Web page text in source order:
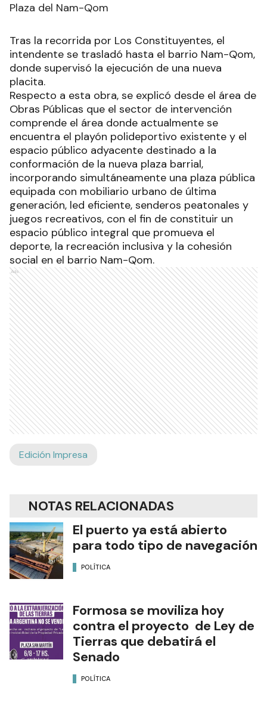
Plaza del Nam-Qom
Tras la recorrida por Los Constituyentes, el
intendente se trasladó hasta el barrio Nam-Qom,
donde supervisó la ejecución de una nueva
placita.
Respecto a esta obra, se explicó desde el área de
Obras Públicas que el sector de intervención
comprende el área donde actualmente se
encuentra el playón polideportivo existente y el
espacio público adyacente destinado a la
conformación de la nueva plaza barrial,
incorporando simultáneamente una plaza pública
equipada con mobiliario urbano de última
generación, led eficiente, senderos peatonales y
juegos recreativos, con el fin de constituir un
espacio público integral que promueva el
deporte, la recreación inclusiva y la cohesión
social en el barrio Nam-Qom.
Ads
Edición Impresa
NOTAS RELACIONADAS
El puerto ya está abierto
para todo tipo de navegación
POLÍTICA
Formosa se moviliza hoy
contra el proyecto de Ley de
Tierras que debatirá el
Senado
POLÍTICA